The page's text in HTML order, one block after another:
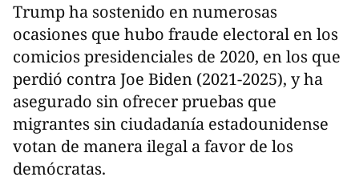
Trump ha sostenido en numerosas
ocasiones que hubo fraude electoral en los
comicios presidenciales de 2020, en los que
perdió contra Joe Biden (2021-2025), y ha
asegurado sin ofrecer pruebas que
migrantes sin ciudadanía estadounidense
votan de manera ilegal a favor de los
demócratas.